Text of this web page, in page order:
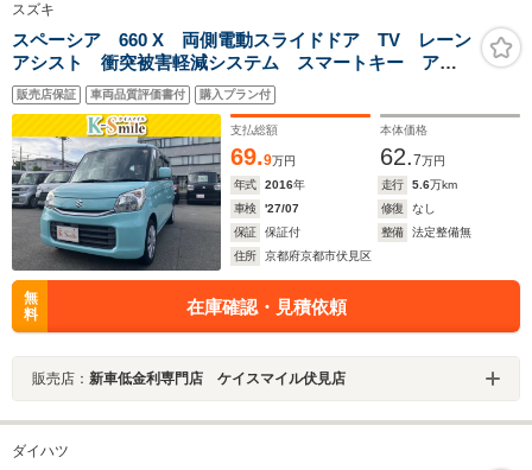
スズキ
スペーシア 660 X 両側電動スライドドア TV レーン
アシスト 衝突被害軽減システム スマートキー アイ
ドリングストップ 電動格納ミラー シートヒーター
ベンチシート CVT 盗難防止システム ABS ESC
販売店保証 車両品質評価書付 購入プラン付
支払総額
69.9万円
本体価格
62.7万円
年式
2016年 走行 5.6万km
車検
'27/07 修復
なし
保証
保証付 整備
法定整備無
住所
京都府京都市伏見区
無
料
在庫確認・見積依頼
販売店： 新車低金利専門店 ケイスマイル伏見店
ダイハツ